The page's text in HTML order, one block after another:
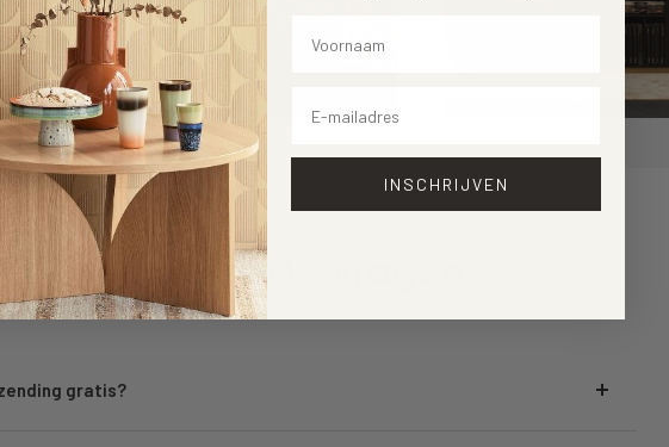
Veelgestelde vragen
gratis?
INSCHRIJVEN